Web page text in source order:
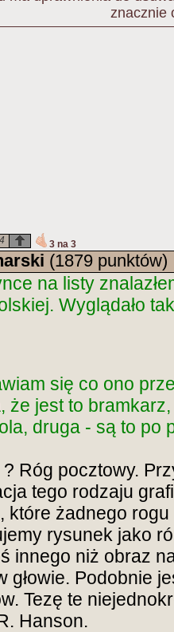
znacznie
3 na 3
(1879 punktów)
na listy
Wyglądało
się co ono
że jest to
druga - są to
Róg pocztowy.
tego rodzaju
które żadnego
rysunek jako
innego niż obraz
głowie. Podobnie
Tezę te
Hanson.